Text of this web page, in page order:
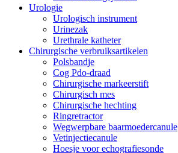
Urologie
Urologisch instrument
Urinezak
Urethrale katheter
Chirurgische verbruiksartikelen
Polsbandje
Cog Pdo-draad
Chirurgische markeerstift
Chirurgisch mes
Chirurgische hechting
Ringretractor
Wegwerpbare baarmoedercanule
Vetinjectiecanule
Hoesje voor echografiesonde